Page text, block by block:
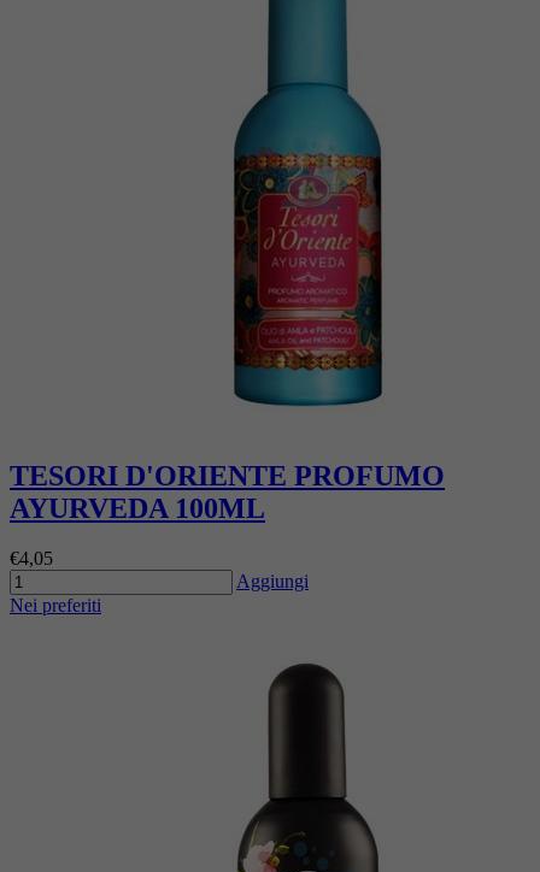
TESORI D'ORIENTE PROFUMO
AYURVEDA 100ML
€4,05
Aggiungi
Nei preferiti